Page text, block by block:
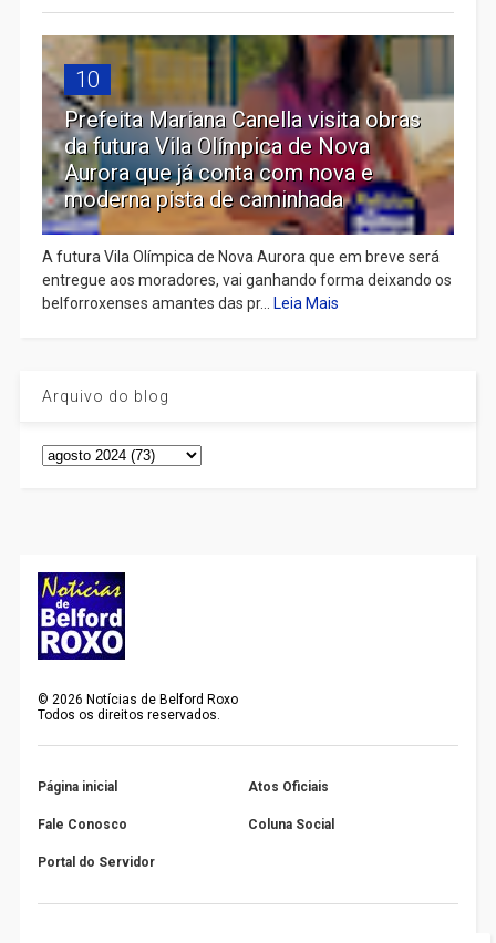
10
Prefeita Mariana Canella visita obras
da futura Vila Olímpica de Nova
Aurora que já conta com nova e
moderna pista de caminhada
A futura Vila Olímpica de Nova Aurora que em breve será
entregue aos moradores, vai ganhando forma deixando os
belforroxenses amantes das pr... Leia Mais
Arquivo do blog
©2026 Notícias de Belford Roxo
Todos os direitos reservados.
Página inicial Atos Oficiais
Fale Conosco Coluna Social
Portal do Servidor